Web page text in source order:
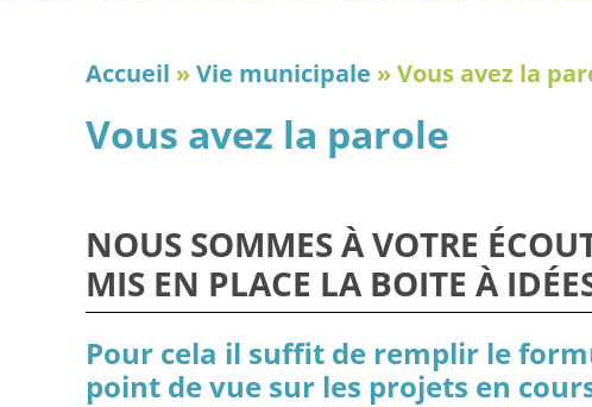
Accueil »Vie municipale »Vous avez la
Vous avez la parole
NOUS SOMMES À VOTRE
MIS EN PLACE LA BOITE À
Pour cela il suffit de remplir le
point de vue sur les projets en